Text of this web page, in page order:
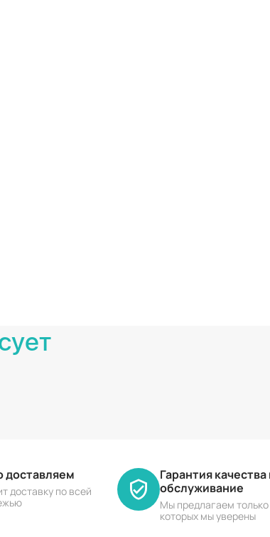
доставляем
доставку по всей
Гарантия
обслуживание
Мы предлагаем
которых мы уверены